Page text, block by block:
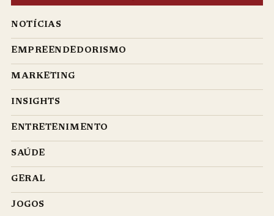
NOTÍCIAS
EMPREENDEDORISMO
MARKETING
INSIGHTS
ENTRETENIMENTO
SAÚDE
GERAL
JOGOS